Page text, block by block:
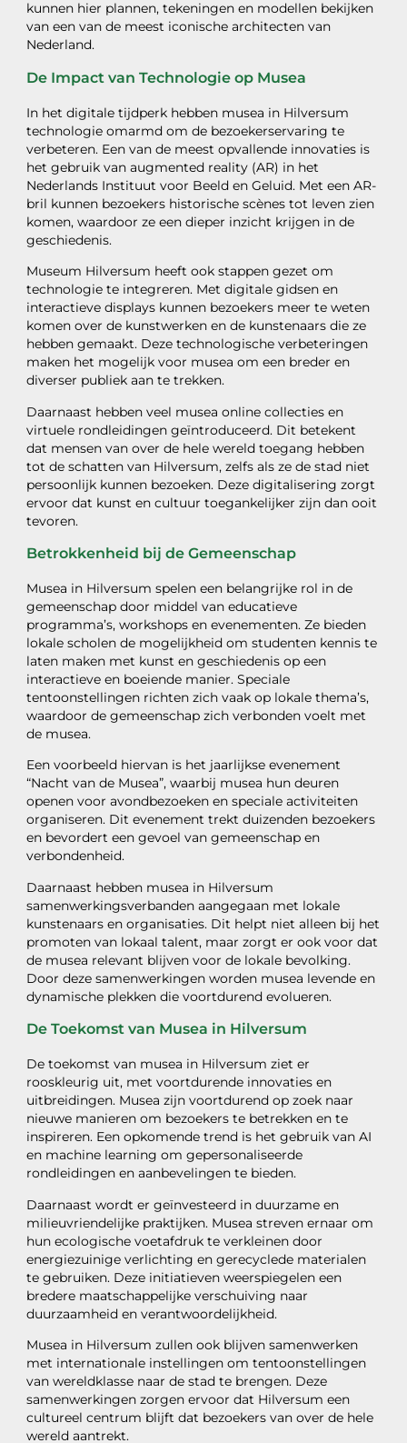
kunnen hier plannen, tekeningen en modellen bekijken
van een van de meest iconische architecten van
Nederland.
De Impact van Technologie op Musea
In het digitale tijdperk hebben musea in Hilversum
technologie omarmd om de bezoekerservaring te
verbeteren. Een van de meest opvallende innovaties is
het gebruik van augmented reality (AR) in het
Nederlands Instituut voor Beeld en Geluid. Met een AR-
bril kunnen bezoekers historische scènes tot leven zien
komen, waardoor ze een dieper inzicht krijgen in de
geschiedenis.
Museum Hilversum heeft ook stappen gezet om
technologie te integreren. Met digitale gidsen en
interactieve displays kunnen bezoekers meer te weten
komen over de kunstwerken en de kunstenaars die ze
hebben gemaakt. Deze technologische verbeteringen
maken het mogelijk voor musea om een breder en
diverser publiek aan te trekken.
Daarnaast hebben veel musea online collecties en
virtuele rondleidingen geïntroduceerd. Dit betekent
dat mensen van over de hele wereld toegang hebben
tot de schatten van Hilversum, zelfs als ze de stad niet
persoonlijk kunnen bezoeken. Deze digitalisering zorgt
ervoor dat kunst en cultuur toegankelijker zijn dan ooit
tevoren.
Betrokkenheid bij de Gemeenschap
Musea in Hilversum spelen een belangrijke rol in de
gemeenschap door middel van educatieve
programma’s, workshops en evenementen. Ze bieden
lokale scholen de mogelijkheid om studenten kennis te
laten maken met kunst en geschiedenis op een
interactieve en boeiende manier. Speciale
tentoonstellingen richten zich vaak op lokale thema’s,
waardoor de gemeenschap zich verbonden voelt met
de musea.
Een voorbeeld hiervan is het jaarlijkse evenement
“Nacht van de Musea”, waarbij musea hun deuren
openen voor avondbezoeken en speciale activiteiten
organiseren. Dit evenement trekt duizenden bezoekers
en bevordert een gevoel van gemeenschap en
verbondenheid.
Daarnaast hebben musea in Hilversum
samenwerkingsverbanden aangegaan met lokale
kunstenaars en organisaties. Dit helpt niet alleen bij het
promoten van lokaal talent, maar zorgt er ook voor dat
de musea relevant blijven voor de lokale bevolking.
Door deze samenwerkingen worden musea levende en
dynamische plekken die voortdurend evolueren.
De Toekomst van Musea in Hilversum
De toekomst van musea in Hilversum ziet er
rooskleurig uit, met voortdurende innovaties en
uitbreidingen. Musea zijn voortdurend op zoek naar
nieuwe manieren om bezoekers te betrekken en te
inspireren. Een opkomende trend is het gebruik van AI
en machine learning om gepersonaliseerde
rondleidingen en aanbevelingen te bieden.
Daarnaast wordt er geïnvesteerd in duurzame en
milieuvriendelijke praktijken. Musea streven ernaar om
hun ecologische voetafdruk te verkleinen door
energiezuinige verlichting en gerecyclede materialen
te gebruiken. Deze initiatieven weerspiegelen een
bredere maatschappelijke verschuiving naar
duurzaamheid en verantwoordelijkheid.
Musea in Hilversum zullen ook blijven samenwerken
met internationale instellingen om tentoonstellingen
van wereldklasse naar de stad te brengen. Deze
samenwerkingen zorgen ervoor dat Hilversum een
cultureel centrum blijft dat bezoekers van over de hele
wereld aantrekt.